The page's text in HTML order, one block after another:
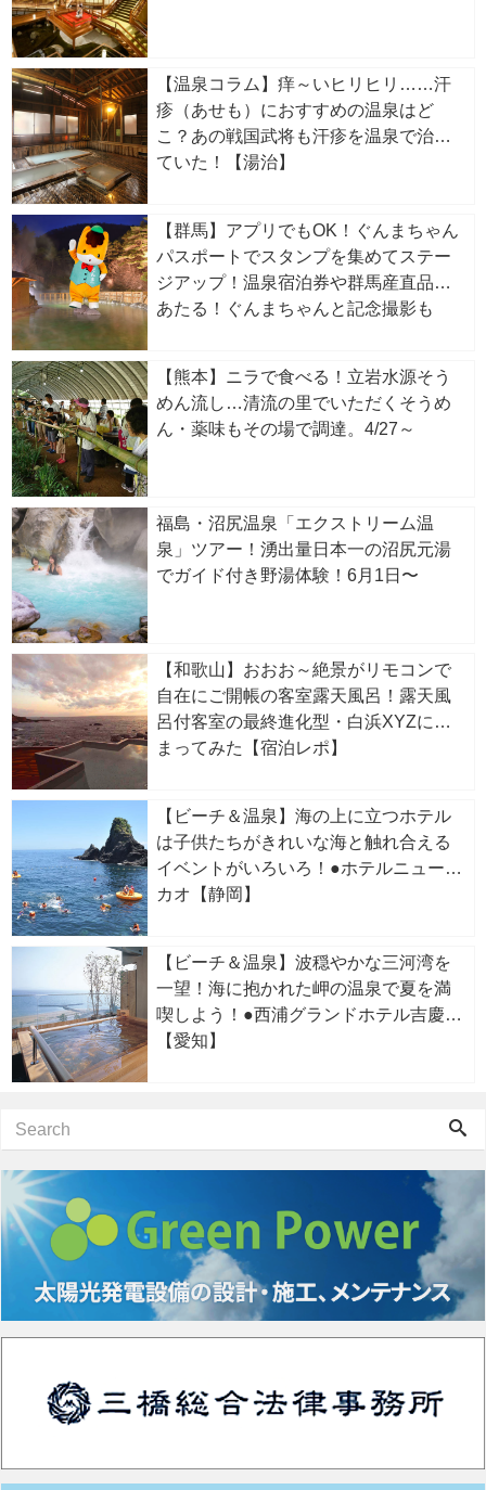
【温泉コラム】痒～いヒリヒリ……汗
疹（あせも）におすすめの温泉はど
こ？あの戦国武将も汗疹を温泉で治し
ていた！【湯治】
【群馬】アプリでもOK！ぐんまちゃん
パスポートでスタンプを集めてステー
ジアップ！温泉宿泊券や群馬産直品が
あたる！ぐんまちゃんと記念撮影も
【熊本】ニラで食べる！立岩水源そう
めん流し…清流の里でいただくそうめ
ん・薬味もその場で調達。4/27～
福島・沼尻温泉「エクストリーム温
泉」ツアー！湧出量日本一の沼尻元湯
でガイド付き野湯体験！6月1日〜
【和歌山】おおお～絶景がリモコンで
自在にご開帳の客室露天風呂！露天風
呂付客室の最終進化型・白浜XYZに泊
まってみた【宿泊レポ】
【ビーチ＆温泉】海の上に立つホテル
は子供たちがきれいな海と触れ合える
イベントがいろいろ！●ホテルニューア
カオ【静岡】
【ビーチ＆温泉】波穏やかな三河湾を
一望！海に抱かれた岬の温泉で夏を満
喫しよう！●西浦グランドホテル吉慶
【愛知】